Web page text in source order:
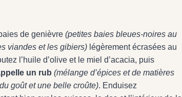
de genièvre (petites baies bleues-noires au
viandes et les gibiers) légèrement écrasées au
l’huile d’olive et le miel d’acacia, puis
un rub (mélange d’épices et de matières
goût et une belle croûte). Enduisez